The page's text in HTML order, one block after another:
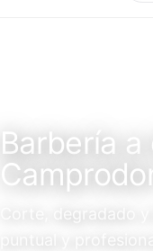
Barbería a
Corte, degradado
puntual y